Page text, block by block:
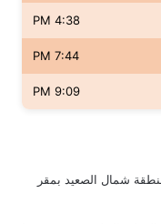
4:38 PM
7:44 PM
9:09 PM
شمال الصعيد بمقر